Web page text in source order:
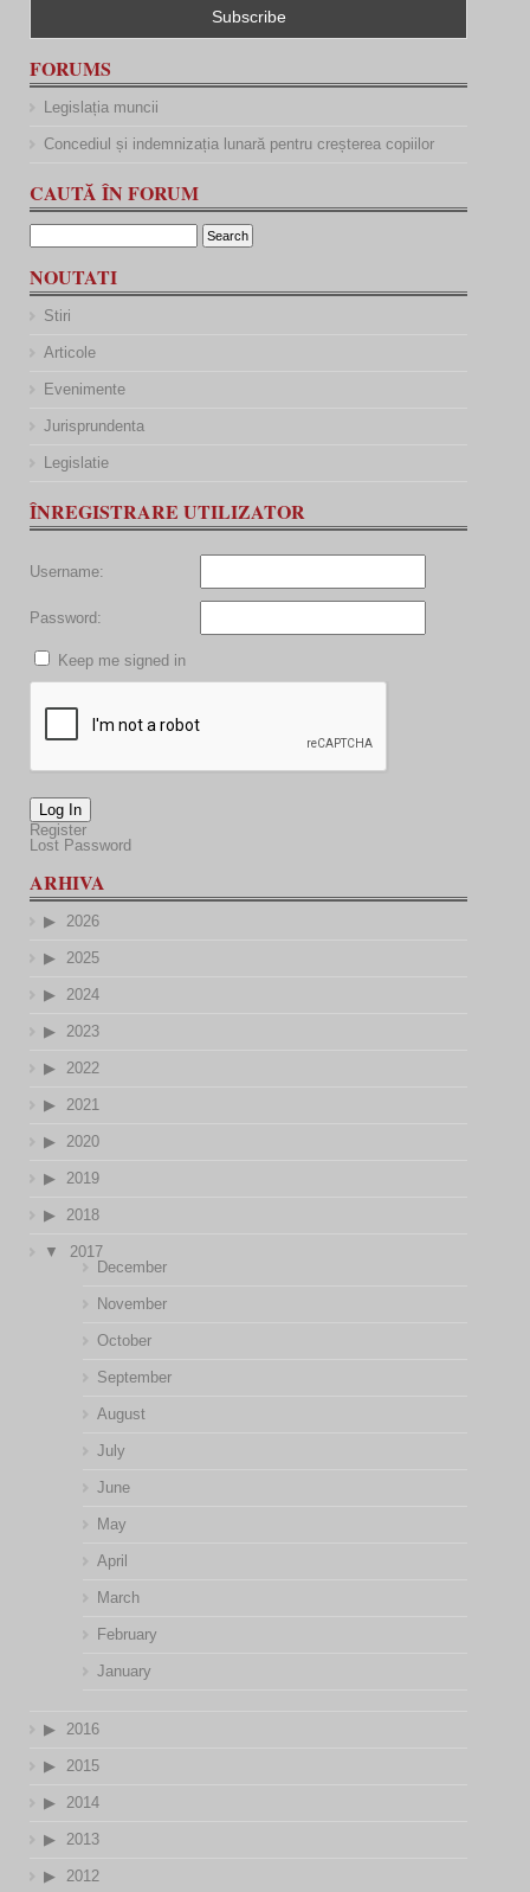
FORUMS
Legislația muncii
Concediul și indemnizația lunară pentru creșterea copiilor
CAUTĂ ÎN FORUM
NOUTATI
Stiri
Articole
Evenimente
Jurisprundenta
Legislatie
ÎNREGISTRARE UTILIZATOR
Username:
Password:
Keep me signed in
Log In
Register
Lost Password
ARHIVA
2026
2025
2024
2023
2022
2021
2020
2019
2018
2017
December
November
October
September
August
July
June
May
April
March
February
January
2016
2015
2014
2013
2012